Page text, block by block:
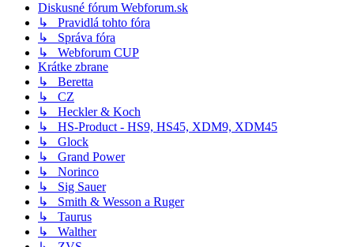
Diskusné fórum Webforum.sk
↳ Pravidlá tohto fóra
↳ Správa fóra
↳ Webforum CUP
Krátke zbrane
↳ Beretta
↳ CZ
↳ Heckler & Koch
↳ HS-Product - HS9, HS45, XDM9, XDM45
↳ Glock
↳ Grand Power
↳ Norinco
↳ Sig Sauer
↳ Smith & Wesson a Ruger
↳ Taurus
↳ Walther